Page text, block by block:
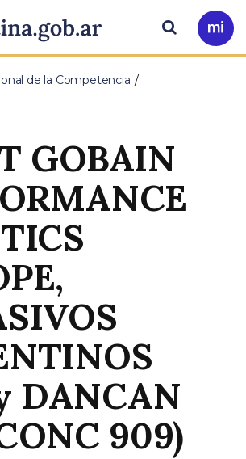
principal
Ir
a
Buscar
de la Competencia
GOBAIN
DANCAN
909)